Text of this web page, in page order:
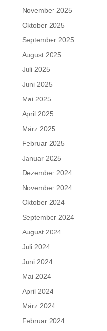
November 2025
Oktober 2025
September 2025
August 2025
Juli 2025
Juni 2025
Mai 2025
April 2025
März 2025
Februar 2025
Januar 2025
Dezember 2024
November 2024
Oktober 2024
September 2024
August 2024
Juli 2024
Juni 2024
Mai 2024
April 2024
März 2024
Februar 2024